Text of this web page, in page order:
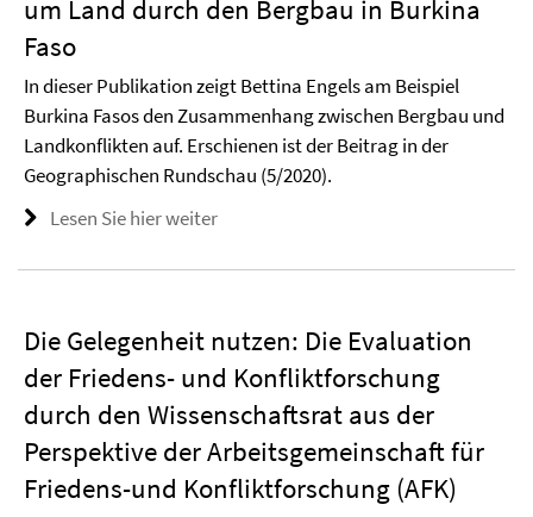
um Land durch den Bergbau in Burkina
Faso
In dieser Publikation zeigt Bettina Engels am Beispiel
Burkina Fasos den Zusammenhang zwischen Bergbau und
Landkonflikten auf. Erschienen ist der Beitrag in der
Geographischen Rundschau (5/2020).
Lesen Sie hier weiter
Die Gelegenheit nutzen: Die Evaluation
der Friedens- und Konfliktforschung
durch den Wissenschaftsrat aus der
Perspektive der Arbeitsgemeinschaft für
Friedens-und Konfliktforschung (AFK)